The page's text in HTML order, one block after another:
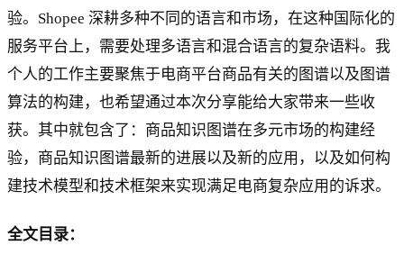
验。Shopee 深耕多种不同的语言和市场，在这种国际化的
服务平台上，需要处理多语言和混合语言的复杂语料。我
个人的工作主要聚焦于电商平台商品有关的图谱以及图谱
算法的构建，也希望通过本次分享能给大家带来一些收
获。其中就包含了：商品知识图谱在多元市场的构建经
验，商品知识图谱最新的进展以及新的应用，以及如何构
建技术模型和技术框架来实现满足电商复杂应用的诉求。
全文目录：